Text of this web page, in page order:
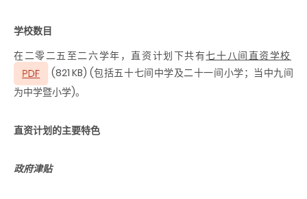
学校数目
在二零二五至二六学年 ，直资计划下共有七十八间直资学校
(821 KB) (包括五十七间中学及二十一间小学；当中九间
为中学暨小学)。
直资计划的主要特色
政府津贴